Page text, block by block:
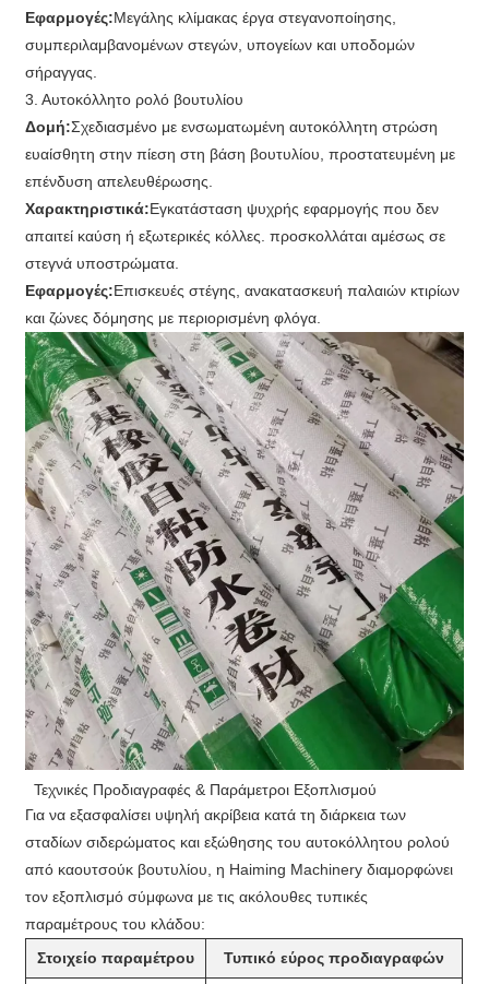
Εφαρμογές:Μεγάλης κλίμακας έργα στεγανοποίησης,
συμπεριλαμβανομένων στεγών, υπογείων και υποδομών
σήραγγας.
3. Αυτοκόλλητο ρολό βουτυλίου
Δομή:Σχεδιασμένο με ενσωματωμένη αυτοκόλλητη στρώση
ευαίσθητη στην πίεση στη βάση βουτυλίου, προστατευμένη με
επένδυση απελευθέρωσης.
Χαρακτηριστικά:Εγκατάσταση ψυχρής εφαρμογής που δεν
απαιτεί καύση ή εξωτερικές κόλλες. προσκολλάται αμέσως σε
στεγνά υποστρώματα.
Εφαρμογές:Επισκευές στέγης, ανακατασκευή παλαιών κτιρίων
και ζώνες δόμησης με περιορισμένη φλόγα.
Τεχνικές Προδιαγραφές & Παράμετροι Εξοπλισμού
Για να εξασφαλίσει υψηλή ακρίβεια κατά τη διάρκεια των
σταδίων σιδερώματος και εξώθησης του αυτοκόλλητου ρολού
από καουτσούκ βουτυλίου, η Haiming Machinery διαμορφώνει
τον εξοπλισμό σύμφωνα με τις ακόλουθες τυπικές
παραμέτρους του κλάδου:
Στοιχείο παραμέτρου
Τυπικό εύρος προδιαγραφών